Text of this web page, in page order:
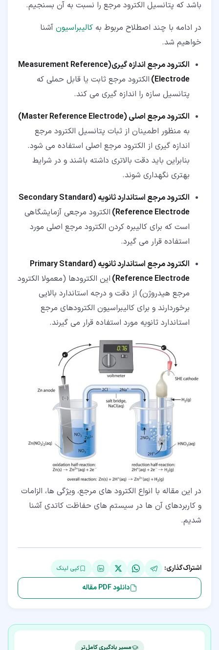
باشد که پتانسیل الکترود مرجع را نسبت به آن بسنجیم.
در ادامه با چند اصطلاح مربوط به کالیبراسیون آشنا
خواهیم شد.
الکترود مرجع اندازه گیری(Measurement Reference
Electrode
) الکترود مرجع ثابت یا قابل حملی که
پتانسیل سازه را اندازه گیری می کند.
الکترود مرجع اصلی (Master Reference Electrode
)
به منظور اطمینان از ثبات پتانسیل الکترود مرجع
اندازه گیری از الکترود مرجع اصلی استفاده می شود.
بنابراین باید دقت بالاتری داشته باشند و در شرایط
بهتری نگهداری شوند.
الکترود مرجع استاندارد ثانویه (Secondary Standard
Reference Electrode
) الکترود مرجعی آزمایشگاهی
است که برای کالیبره کردن الکترود مرجع اصلی مورد
استفاده قرار می گیرد.
الکترود مرجع استاندارد ثانویه (Primary Standard
Reference Electrode
) این الکترودها (معمولا الکترود
مرجع هیدروژن) از دقت و درجه استاندارد بالایی
برخوردارند و برای کالیبراسیون الکترودهای مرجع
استاندارد ثانویه مورد استفاده قرار می گیرند.
در این مقاله با انواع الکترود های مرجع، ویژگی ها، الزامات
و کاربردهای آن ها در سیستم های حفاظت کاتدی آشنا
شدیم.
اشتراک‌گذاری: کپی لینک
دانلود PDF مقاله
مسیر یادگیری کامل‌تر